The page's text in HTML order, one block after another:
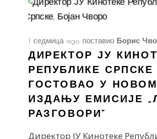
1 седмица ago поставио Борис
ДИРЕКТОР ЈУ
РЕПУБЛИКЕ СРПСКЕ
ГОСТОВАО У НОВОМ
ИЗДАЊУ ЕМИСИЈЕ
РАЗГОВОРИ“
Директор ЈУ Кинотеке